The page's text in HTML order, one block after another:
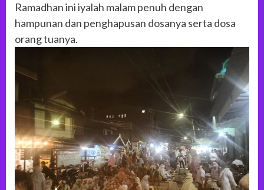
Ramadhan ini iyalah malam penuh dengan
hampunan dan penghapusan dosanya serta dosa
orang tuanya.